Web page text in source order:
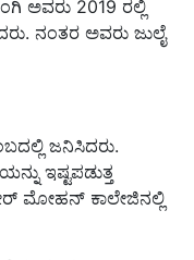
ಅವರು 2019 ರಲ್ಲಿ
ನಂತರ ಅವರು ಜುಲೈ
ಜನಿಸಿದರು.
ಇಷ್ಟಪಡುತ್ತ
ಮೋಹನ್ ಕಾಲೇಜಿನಲ್ಲಿ